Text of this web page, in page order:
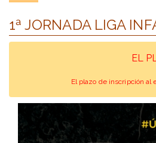
1ª JORNADA LIGA
EL
El plazo de inscripción al